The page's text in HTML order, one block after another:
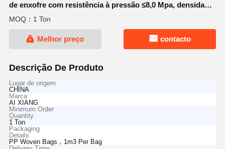
de enxofre com resistência à pressão ≤8,0 Mpa, densidade
0,6-0,9 G/cm3 e pureza ≥95%
MOQ：1 Ton
Melhor preço contacto
Descrição De Produto
Lugar de origem
CHINA
Marca
AI XIANG
Minimum Order
Quantity
1 Ton
Packaging
Details
PP Woven Bags，1m3 Per Bag